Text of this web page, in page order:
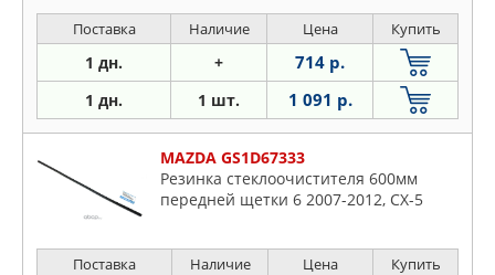
Поставка Наличие Цена Купить
1 дн. + 714 р.
1 дн. 1 шт. 1 091 р.
MAZDA GS1D67333
Резинка стеклоочистителя 600мм
передней щетки 6 2007-2012, CX-5
Поставка Наличие Цена Купить